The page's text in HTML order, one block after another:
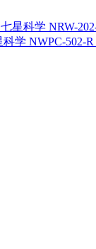
七星科学 NRW-
科学 NWPC-502-